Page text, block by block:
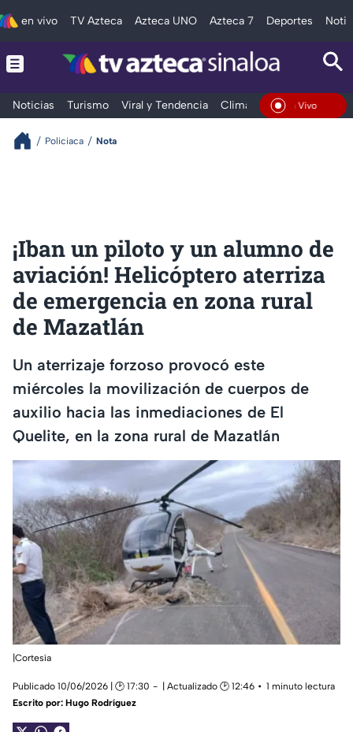
en vivo TV Azteca Azteca UNO Azteca 7 Deportes
Noticias Turismo Viral y Tendencia Clima Deportes
En Vivo
Policiaca Nota
¡Iban un piloto y un alumno de
aviación! Helicóptero aterriza
de emergencia en zona rural
de Mazatlán
Un aterrizaje forzoso provocó este
miércoles la movilización de cuerpos de
auxilio hacia las inmediaciones de El
Quelite, en la zona rural de Mazatlán
|Cortesía
Publicado 10/06/2026 | 🕑 17:30 | Actualizado 🕑 12:46
1 minuto lectura
Escrito por: Hugo Rodríguez